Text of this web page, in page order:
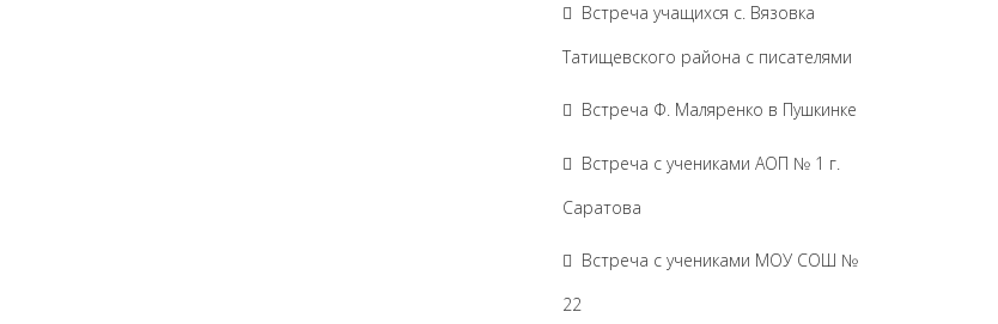
Встреча учащихся с. Вязовка
Татищевского района с писателями
Встреча Ф. Маляренко в Пушкинке
Встреча с учениками АОП № 1 г.
Саратова
Встреча с учениками МОУ СОШ №
22